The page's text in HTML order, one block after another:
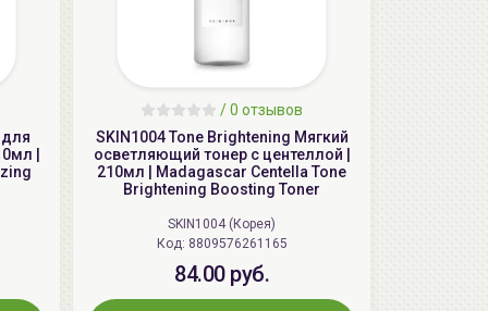
AiliCode Восстанавливающий крем-
пилинг для лица, 50мл
24.90 руб.
49.95 руб. -50%
|
/0 отзывов
SKIN1004 Tone Brightening Мягкий
осветляющий тонер с центеллой |
210мл | Madagascar Centella Tone
Brightening Boosting Toner
SKIN1004 (Корея)
Код: 8809576261165
84.00 руб.